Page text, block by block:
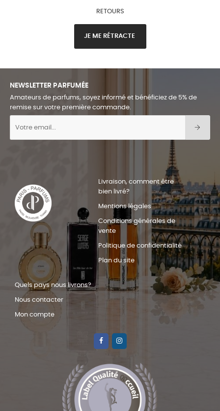
RETOURS
JE ME RÉTRACTE
NEWSLETTER PARFUMÉE
Amateurs de parfums, soyez informé et bénéficiez de 5% de
remise sur votre première commande.
Livraison, comment être
bien livré?
Mentions légales
Conditions générales de
vente
Politique de confidentialité
Plan du site
Quels pays nous livrons?
Nous contacter
Mon compte